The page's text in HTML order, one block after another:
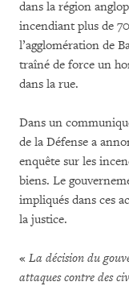
dans la région
incendiant plus de
l’agglomération de
traîné de force un
dans la rue.
Dans un
de la Défense a
enquête sur les
biens. Le
impliqués dans ces
la justice.
« La décision du
attaques contre des